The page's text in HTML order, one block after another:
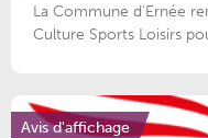
La Commune d'Ernée
Culture Sports Loisirs
Avis d'affichage